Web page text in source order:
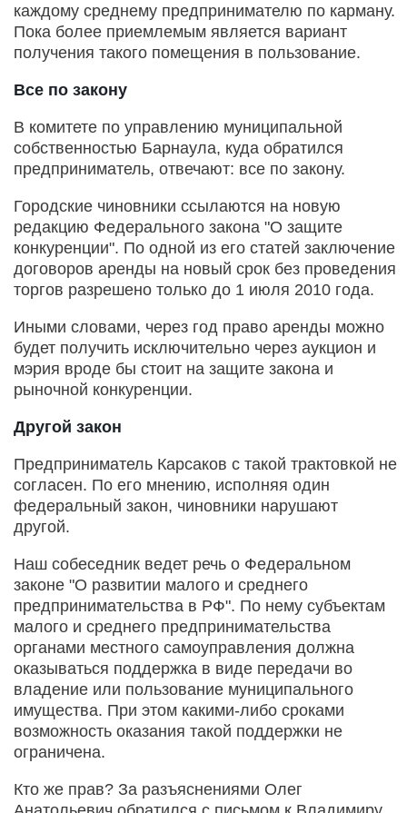
каждому среднему предпринимателю по карману.
Пока более приемлемым является вариант
получения такого помещения в пользование.
Все по закону
В комитете по управлению муниципальной
собственностью Барнаула, куда обратился
предприниматель, отвечают: все по закону.
Городские чиновники ссылаются на новую
редакцию Федерального закона "О защите
конкуренции". По одной из его статей заключение
договоров аренды на новый срок без проведения
торгов разрешено только до 1 июля 2010 года.
Иными словами, через год право аренды можно
будет получить исключительно через аукцион и
мэрия вроде бы стоит на защите закона и
рыночной конкуренции.
Другой закон
Предприниматель Карсаков с такой трактовкой не
согласен. По его мнению, исполняя один
федеральный закон, чиновники нарушают
другой.
Наш собеседник ведет речь о Федеральном
законе "О развитии малого и среднего
предпринимательства в РФ". По нему субъектам
малого и среднего предпринимательства
органами местного самоуправления должна
оказываться поддержка в виде передачи во
владение или пользование муниципального
имущества. При этом какими-либо сроками
возможность оказания такой поддержки не
ограничена.
Кто же прав? За разъяснениями Олег